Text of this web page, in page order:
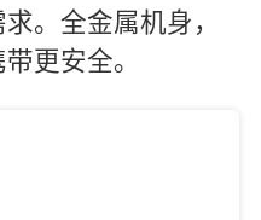
。全金属机身，
更安全。